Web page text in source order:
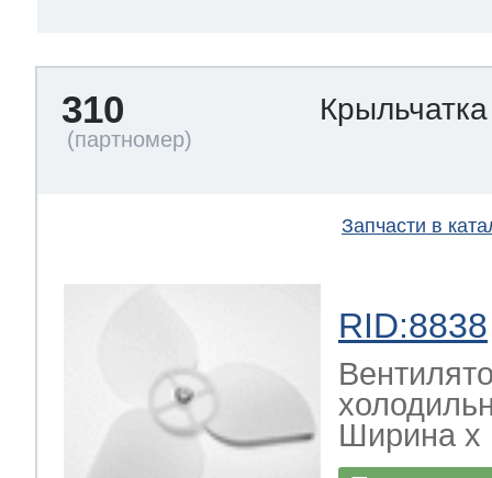
310
Запчасти в
RID:8838
Ширина х